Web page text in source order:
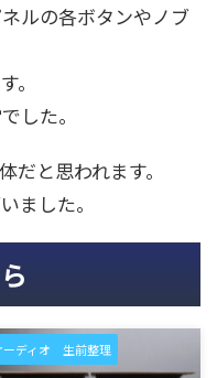
ルの各ボタンやノブ
。
した。
だと思われます。
ました。
ーディオ 生前整理